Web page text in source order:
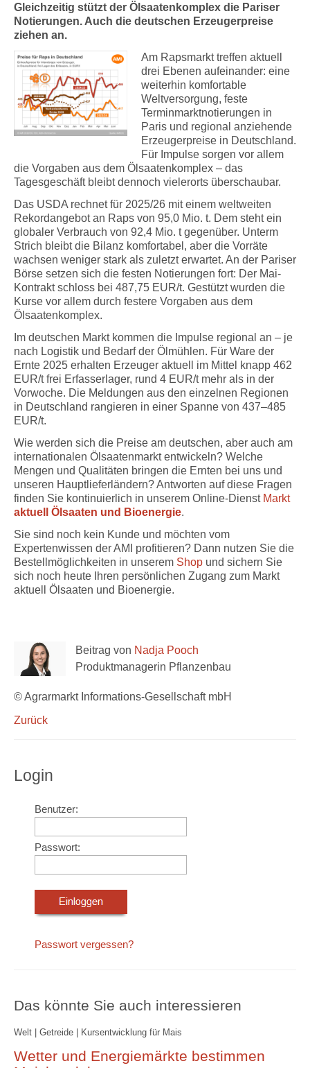
Gleichzeitig stützt der Ölsaatenkomplex die Pariser
Notierungen. Auch die deutschen Erzeugerpreise
ziehen an.
Am Rapsmarkt treffen aktuell
drei Ebenen aufeinander: eine
weiterhin komfortable
Weltversorgung, feste
Terminmarktnotierungen in
Paris und regional anziehende
Erzeugerpreise in Deutschland.
Für Impulse sorgen vor allem
die Vorgaben aus dem Ölsaatenkomplex – das
Tagesgeschäft bleibt dennoch vielerorts überschaubar.
Das USDA rechnet für 2025/26 mit einem weltweiten
Rekordangebot an Raps von 95,0 Mio. t. Dem steht ein
globaler Verbrauch von 92,4 Mio. t gegenüber. Unterm
Strich bleibt die Bilanz komfortabel, aber die Vorräte
wachsen weniger stark als zuletzt erwartet. An der Pariser
Börse setzen sich die festen Notierungen fort: Der Mai-
Kontrakt schloss bei 487,75 EUR/t. Gestützt wurden die
Kurse vor allem durch festere Vorgaben aus dem
Ölsaatenkomplex.
Im deutschen Markt kommen die Impulse regional an – je
nach Logistik und Bedarf der Ölmühlen. Für Ware der
Ernte 2025 erhalten Erzeuger aktuell im Mittel knapp 462
EUR/t frei Erfasserlager, rund 4 EUR/t mehr als in der
Vorwoche. Die Meldungen aus den einzelnen Regionen
in Deutschland rangieren in einer Spanne von 437–485
EUR/t.
Wie werden sich die Preise am deutschen, aber auch am
internationalen Ölsaatenmarkt entwickeln? Welche
Mengen und Qualitäten bringen die Ernten bei uns und
unseren Hauptlieferländern? Antworten auf diese Fragen
finden Sie kontinuierlich in unserem Online-Dienst Markt
aktuell Ölsaaten und Bioenergie.
Sie sind noch kein Kunde und möchten vom
Expertenwissen der AMI profitieren? Dann nutzen Sie die
Bestellmöglichkeiten in unserem Shop und sichern Sie
sich noch heute Ihren persönlichen Zugang zum Markt
aktuell Ölsaaten und Bioenergie.
Beitrag von Nadja Pooch
Produktmanagerin Pflanzenbau
© Agrarmarkt Informations-Gesellschaft mbH
Zurück
Login
Benutzer:
Passwort:
Passwort vergessen?
Das könnte Sie auch interessieren
Welt | Getreide | Kursentwicklung für Mais
Wetter und Energiemärkte bestimmen